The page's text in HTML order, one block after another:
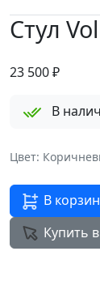
Стул
23 500₽
В
Цвет:
В
Купить